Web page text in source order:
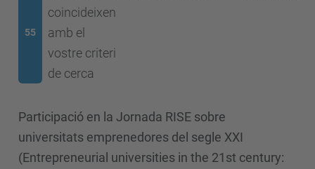
55
coincideixen
amb el
vostre criteri
de cerca
Participació en la Jornada RISE sobre
universitats emprenedores del segle XXI
(Entrepreneurial universities in the 21st century: